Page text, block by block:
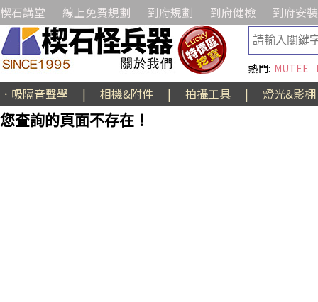
楔石講堂 線上免費規劃 到府規劃 到府健檢 到府安裝
熱門: MUTEE
．吸隔音聲學 | 相機&附件 | 拍攝工具 |
燈光&影棚
您查詢的頁面不存在！